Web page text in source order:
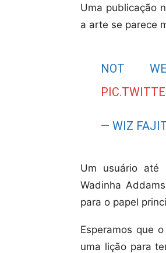
Uma publicação
a arte se parece
NOT
— WIZ
Um usuário até
Wadinha
para o papel
Esperamos que
uma lição para